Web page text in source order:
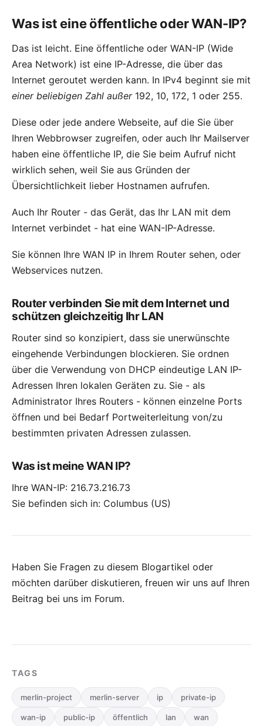
Was ist eine öffentliche oder WAN-IP?
Das ist leicht. Eine öffentliche oder WAN-IP (Wide
Area Network) ist eine IP-Adresse, die über das
Internet geroutet werden kann. In IPv4 beginnt sie mit
einer beliebigen Zahl außer192, 10, 172, 1 oder 255.
Diese oder jede andere Webseite, auf die Sie über
Ihren Webbrowser zugreifen, oder auch Ihr Mailserver
haben eine öffentliche IP, die Sie beim Aufruf nicht
wirklich sehen, weil Sie aus Gründen der
Übersichtlichkeit lieber Hostnamen aufrufen.
Auch Ihr Router - das Gerät, das Ihr LAN mit dem
Internet verbindet - hat eine WAN-IP-Adresse.
Sie können Ihre WAN IP in Ihrem Router sehen, oder
Webservices nutzen.
Router verbinden Sie mit dem Internet und
schützen gleichzeitig Ihr LAN
Router sind so konzipiert, dass sie unerwünschte
eingehende Verbindungen blockieren. Sie ordnen
über die Verwendung von DHCP eindeutige LAN IP-
Adressen Ihren lokalen Geräten zu. Sie - als
Administrator Ihres Routers - können einzelne Ports
öffnen und bei Bedarf Portweiterleitung von/zu
bestimmten privaten Adressen zulassen.
Was ist meine WAN IP?
Ihre WAN-IP: 216.73.216.73
Sie befinden sich in: Columbus (US)
Haben Sie Fragen zu diesem Blogartikel oder
möchten darüber diskutieren, freuen wir uns auf Ihren
Beitrag bei uns im Forum.
TAGS
merlin-project merlin-server ip private-ip
wan-ip public-ip öffentlich lan wan